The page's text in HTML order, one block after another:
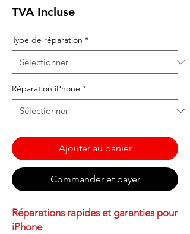
TVA Incluse
Type de réparation *
Réparation iPhone *
Ajouter au panier
Commander et payer
Réparations rapides et garanties pour
iPhone